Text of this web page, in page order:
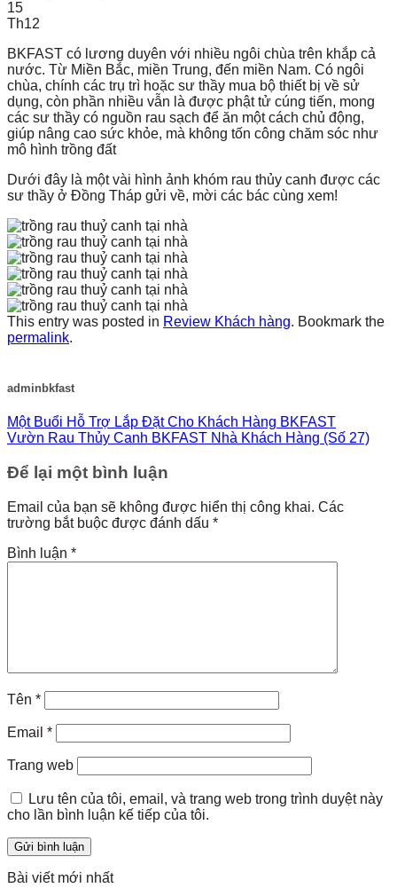
15
Th12
BKFAST có lương duyên với nhiều ngôi chùa trên khắp cả
nước. Từ Miền Bắc, miền Trung, đến miền Nam. Có ngôi
chùa, chính các trụ trì hoặc sư thầy mua bộ thiết bị về sử
dụng, còn phần nhiều vẫn là được phật tử cúng tiến, mong
các sư thầy có nguồn rau sạch để ăn một cách chủ động,
giúp nâng cao sức khỏe, mà không tốn công chăm sóc như
mô hình trồng đất
Dưới đây là một vài hình ảnh khóm rau thủy canh được các
sư thầy ở Đồng Tháp gửi về, mời các bác cùng xem!
This entry was posted in Review Khách hàng. Bookmark the
permalink.
adminbkfast
Một Buổi Hỗ Trợ Lắp Đặt Cho Khách Hàng BKFAST
Vườn Rau Thủy Canh BKFAST Nhà Khách Hàng (Số 27)
Để lại một bình luận
Email của bạn sẽ không được hiển thị công khai. Các
trường bắt buộc được đánh dấu *
Bình luận *
Tên *
Email *
Trang web
Lưu tên của tôi, email, và trang web trong trình duyệt này
cho lần bình luận kế tiếp của tôi.
Bài viết mới nhất